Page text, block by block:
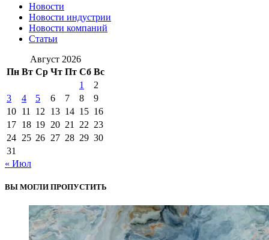
Новости
Новости индустрии
Новости компаний
Статьи
Август 2026
Пн Вт Ср Чт Пт Сб Вс
1
2
3
4 5 6 7 8
9
10 11 12 13 14 15 16
17 18 19 20 21 22 23
24 25 26 27 28 29 30
31
« Июл
ВЫ МОГЛИ ПРОПУСТИТЬ